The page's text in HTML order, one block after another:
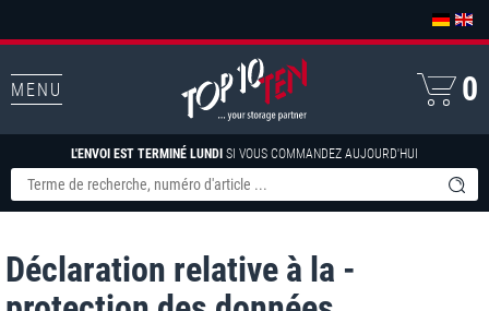
MENU
L'ENVOI EST TERMINÉ LUNDI SI VOUS COMMANDEZ AUJOURD'HUI
0
Déclaration relative à la ­